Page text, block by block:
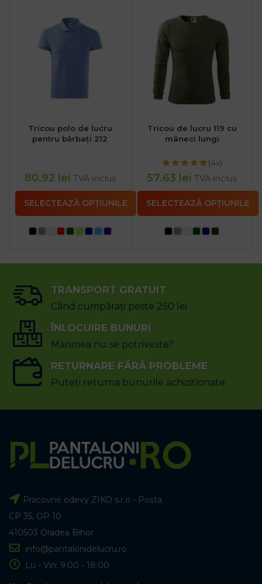
Tricou polo de lucru
pentru bărbați 212
80.92 lei TVA inclus
SELECTEAZĂ OPȚIUNILE
Tricou de lucru 119 cu
mâneci lungi
(4x)
57.63 lei TVA inclus
SELECTEAZĂ OPȚIUNILE
TRANSPORT GRATUIT
Când cumpărați peste 250 lei
ÎNLOCUIRE BUNURI
Marimea nu se potriveste?
RETURNARE FĂRĂ PROBLEME
Puteți returna bunurile achiziționate
Pracovné odevy ZIKO s.r.o - Poșta
CP 35, OP 10
410503 Oradea Bihor
info@pantalonidelucru.ro
Lu - Vin: 9:00 - 18:00